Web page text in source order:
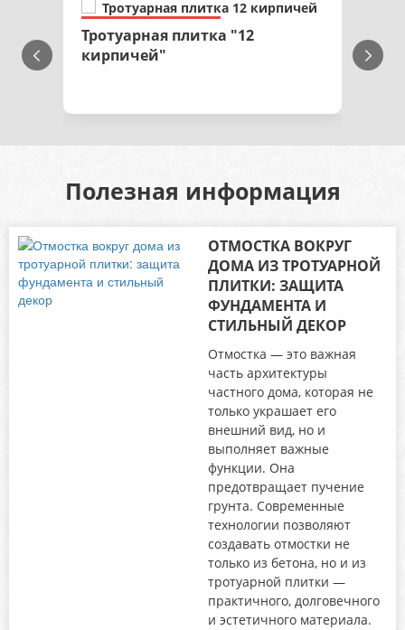
Тротуарная плитка "12
кирпичей"
Полезная информация
ОТМОСТКА ВОКРУГ
ДОМА ИЗ ТРОТУАРНОЙ
ПЛИТКИ: ЗАЩИТА
ФУНДАМЕНТА И
СТИЛЬНЫЙ ДЕКОР
Отмостка — это важная
часть архитектуры
частного дома, которая не
только украшает его
внешний вид, но и
выполняет важные
функции. Она
предотвращает пучение
грунта. Современные
технологии позволяют
создавать отмостки не
только из бетона, но и из
тротуарной плитки —
практичного, долговечного
и эстетичного материала.